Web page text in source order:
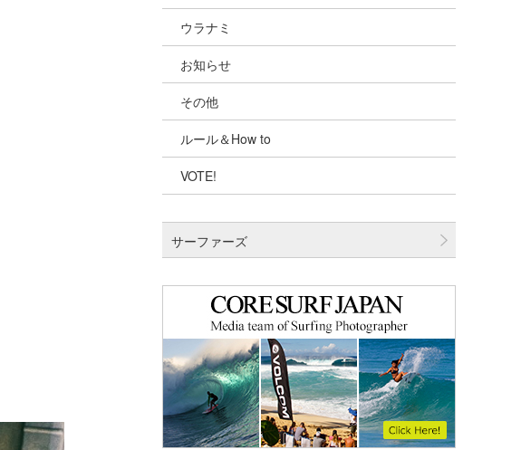
ショップ情報
湘南
千葉北
伊豆
千葉南
四国
沖縄
ウラナミ
お知らせ
その他
ルール＆How to
VOTE!
サーファーズ